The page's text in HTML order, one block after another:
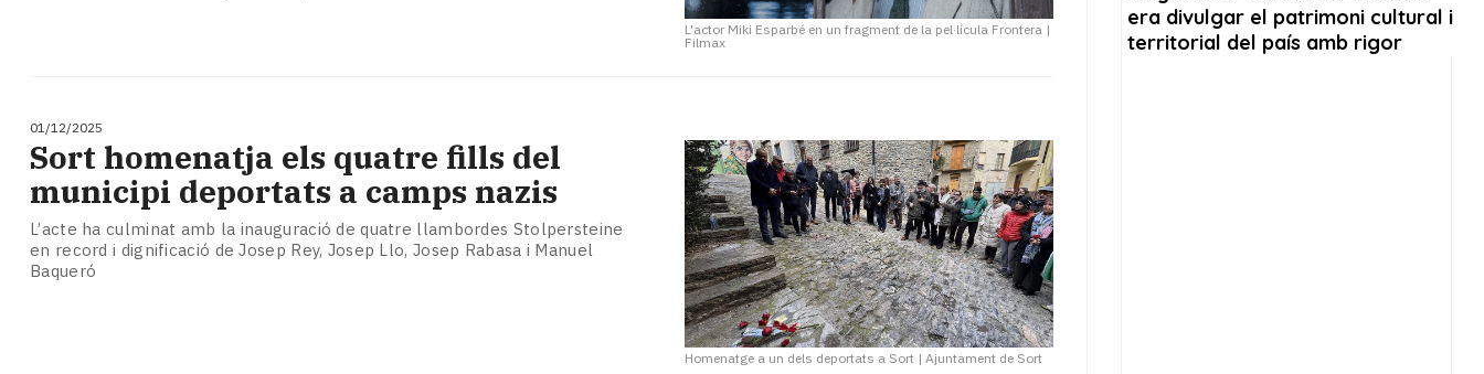
L'actor Miki Esparbé en un fragment de la pel·lícula Frontera |
Filmax
01/12/2025
Homenatge a un dels deportats a Sort |Ajuntament de Sort
Sort homenatja els quatre fills del
municipi deportats a camps nazis
L’acte ha culminat amb la inauguració de quatre llambordes Stolpersteine
en record i dignificació de Josep Rey, Josep Llo, Josep Rabasa i Manuel
Baqueró